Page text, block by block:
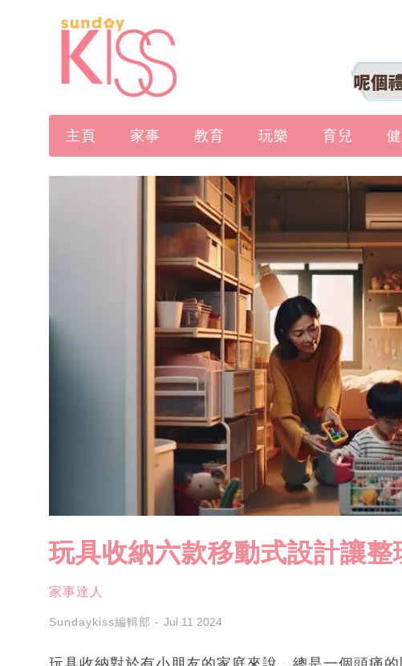
主頁 家事 教育 玩樂 育兒
玩具收納六款移動式設計讓整
家事達人
Sundaykiss編輯部 Jul 11 2024